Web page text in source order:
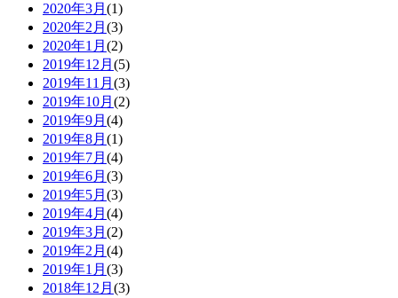
2020年3月 (1)
2020年2月 (3)
2020年1月 (2)
2019年12月 (5)
2019年11月 (3)
2019年10月 (2)
2019年9月 (4)
2019年8月 (1)
2019年7月 (4)
2019年6月 (3)
2019年5月 (3)
2019年4月 (4)
2019年3月 (2)
2019年2月 (4)
2019年1月 (3)
2018年12月 (3)